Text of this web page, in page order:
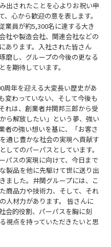
出されたことを心よりお祝い申
心から歓迎の意を表します。
業員が約5,300名に達する大き
社や製造会社、関連会社などの
あります。入社された皆さん
磨し、グループの今後の更なる
期待しています。
年を迎える大変長い歴史があ
変わっていない、そして今後も
れは、創業者井関邦三郎から受
ら解放したい」という夢、強い
者の強い想いを基に、「お客さ
通じ豊かな社会の実現へ貢献す
てのパーパスとしています。
パスの実現に向けて、今日まで
製品を他に先駆けて世に送り出
ました。井関グループには、こ
商品力や技術力、そして、それ
人材力があります。 皆さんに
会的役割、パーパスを胸に刻
視点を持っていただきたいと思